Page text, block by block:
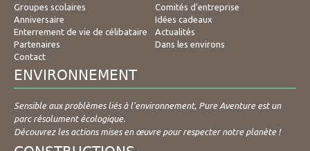
Groupes scolaires
Comités d’entreprise
Anniversaire
Idées cadeaux
Enterrement de vie de célibataire
Actualités
Partenaires
Dans les environs
Contact
ENVIRONNEMENT
Sensible aux problèmes liés à l’environnement, Pure Aventure est un
parc résolument écologique.
Découvrez les actions mises en œuvre pour respecter notre planète !